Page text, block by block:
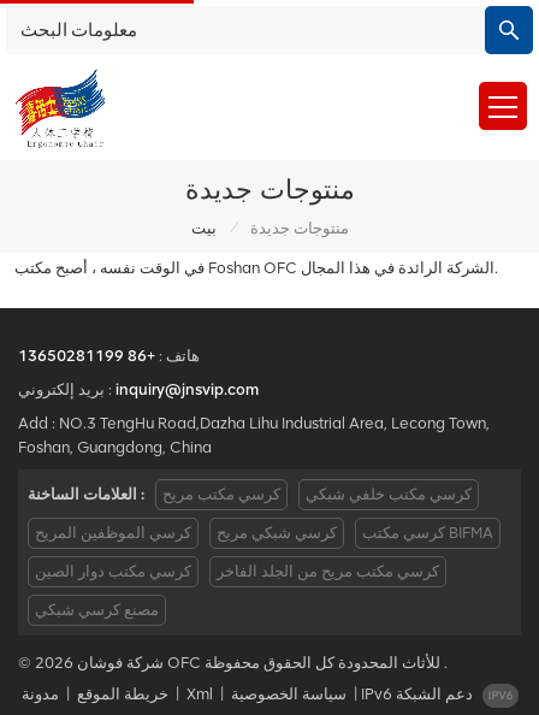
منتوجات جديدة
بيت / منتوجات جديدة
في الوقت نفسه ، أصبح مكتب Foshan OFC الشركة الرائدة في هذا المجال.
هاتف : +86 13650281199
بريد إلكتروني : inquiry@jnsvip.com
Add : NO.3 TengHu Road,Dazha Lihu Industrial Area, Lecong Town,
Foshan, Guangdong, China
العلامات الساخنة : كرسي مكتب مريح كرسي مكتب خلفي شبكي
كرسي الموظفين المريح كرسي شبكي مريح كرسي مكتب BIFMA
كرسي مكتب دوار الصين كرسي مكتب مريح من الجلد الفاخر
مصنع كرسي شبكي
© 2026 شركة فوشان OFC للأثاث المحدودة كل الحقوق محفوظة .
مدونة
خريطة الموقع Xml سياسة الخصوصية